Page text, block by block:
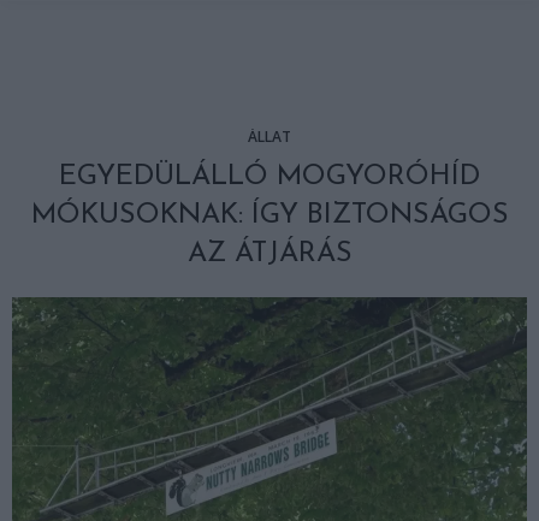
ÁLLAT
EGYEDÜLÁLLÓ MOGYORÓHÍD
MÓKUSOKNAK: ÍGY BIZTONSÁGOS
AZ ÁTJÁRÁS